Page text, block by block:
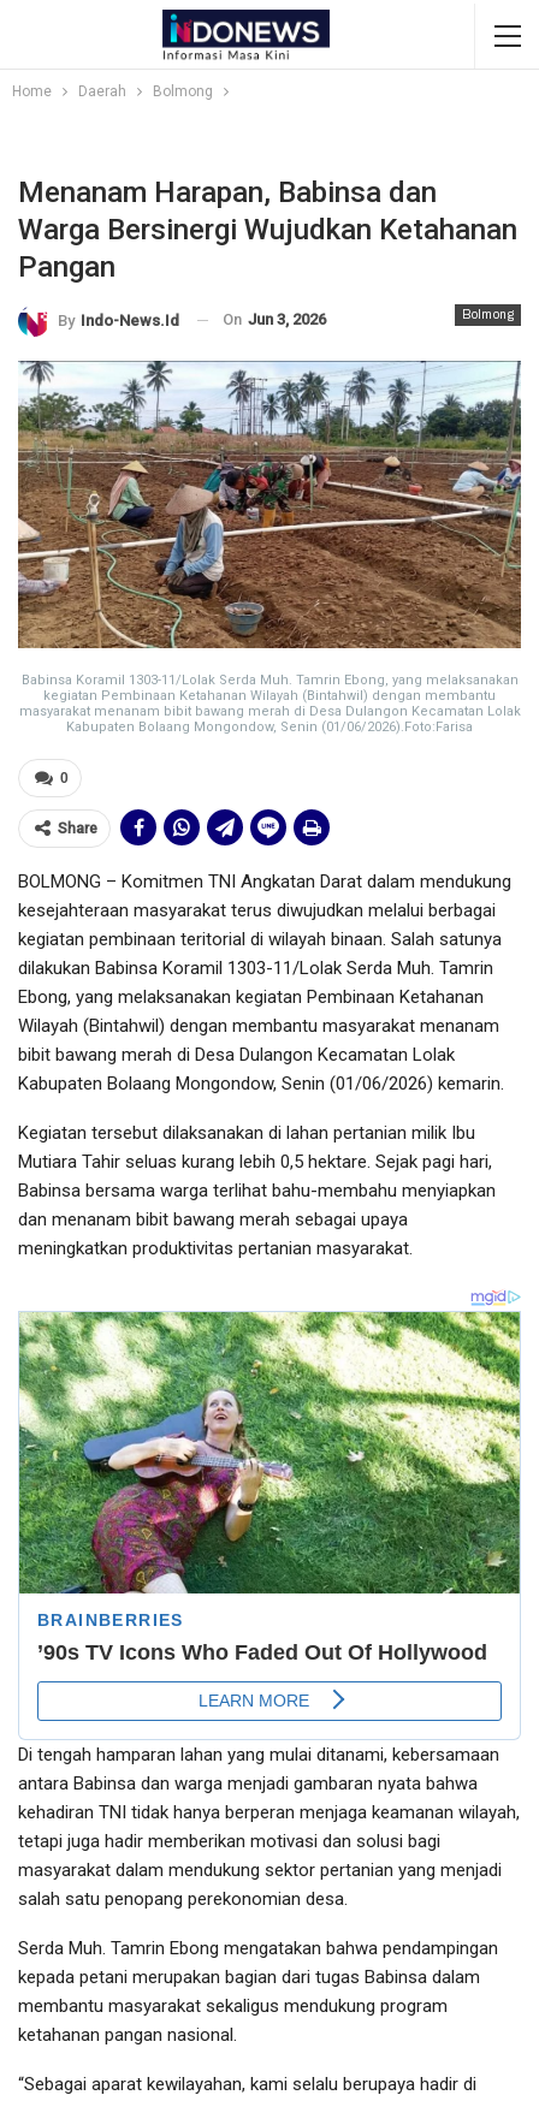
Home Daerah Bolmong
Menanam Harapan, Babinsa dan
Warga Bersinergi Wujudkan Ketahanan
Pangan
Bolmong
By Indo-News.id On Jun 3, 2026
Babinsa Koramil 1303-11/Lolak Serda Muh. Tamrin Ebong, yang melaksanakan
kegiatan Pembinaan Ketahanan Wilayah (Bintahwil) dengan membantu
masyarakat menanam bibit bawang merah di Desa Dulangon Kecamatan Lolak
Kabupaten Bolaang Mongondow, Senin (01/06/2026).Foto:Farisa
0
Share
BOLMONG – Komitmen TNI Angkatan Darat dalam mendukung
kesejahteraan masyarakat terus diwujudkan melalui berbagai
kegiatan pembinaan teritorial di wilayah binaan. Salah satunya
dilakukan Babinsa Koramil 1303-11/Lolak Serda Muh. Tamrin
Ebong, yang melaksanakan kegiatan Pembinaan Ketahanan
Wilayah (Bintahwil) dengan membantu masyarakat menanam
bibit bawang merah di Desa Dulangon Kecamatan Lolak
Kabupaten Bolaang Mongondow, Senin (01/06/2026) kemarin.
Kegiatan tersebut dilaksanakan di lahan pertanian milik Ibu
Mutiara Tahir seluas kurang lebih 0,5 hektare. Sejak pagi hari,
Babinsa bersama warga terlihat bahu-membahu menyiapkan
dan menanam bibit bawang merah sebagai upaya
meningkatkan produktivitas pertanian masyarakat.
Di tengah hamparan lahan yang mulai ditanami, kebersamaan
antara Babinsa dan warga menjadi gambaran nyata bahwa
kehadiran TNI tidak hanya berperan menjaga keamanan wilayah,
tetapi juga hadir memberikan motivasi dan solusi bagi
masyarakat dalam mendukung sektor pertanian yang menjadi
salah satu penopang perekonomian desa.
Serda Muh. Tamrin Ebong mengatakan bahwa pendampingan
kepada petani merupakan bagian dari tugas Babinsa dalam
membantu masyarakat sekaligus mendukung program
ketahanan pangan nasional.
“Sebagai aparat kewilayahan, kami selalu berupaya hadir di